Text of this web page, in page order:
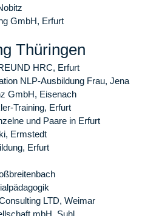
GmbH, Erfurt
Thüringen
HRC, Erfurt
NLP-Ausbildung Frau, Jena
GmbH, Eisenach
Training, Erfurt
und Paare in Erfurt
Ermstedt
Erfurt
LTD, Weimar
mbH, Suhl